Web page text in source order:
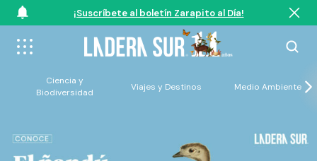
¡Suscríbete al boletín Zarapito al Día!
Ciencia y
Biodiversidad
Viajes y Destinos Medio Ambiente